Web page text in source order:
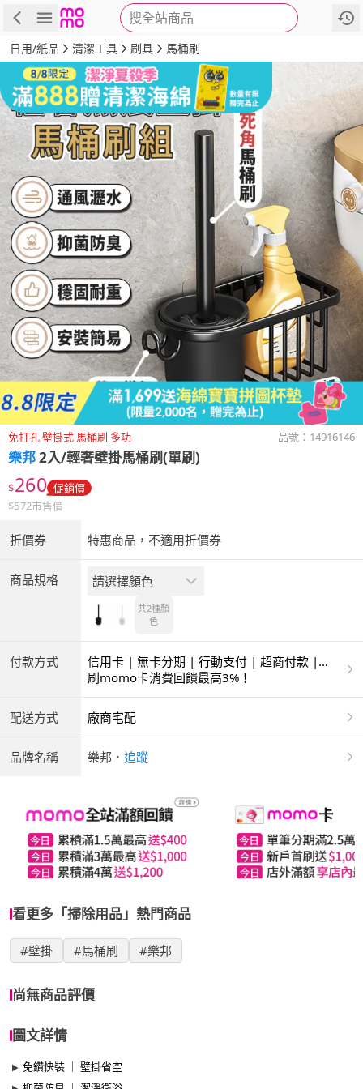
搜全站商品
商品 評價 詳情
日用/紙品 清潔工具 刷具 馬桶刷
免打孔 壁掛式 馬桶刷 多功 品號： 14916146
樂邦2入/輕奢壁掛馬桶刷(單刷)
$260 促銷價
$572市售價
折價券 特惠商品，不適用折價券
商品規格 請選擇顏色
共2種顏
色
付款方式
信用卡 | 無卡分期 | 行動支付 | 超商付款 |
ATM | 銀聯卡
刷momo卡消費回饋最高3%！
配送方式 廠商宅配
品牌名稱 樂邦 ． 追蹤
看更多「掃除用品」熱門商品
#壁掛 #馬桶刷 #樂邦
尚無商品評價
圖文詳情
免鑽快裝 ｜ 壁掛省空